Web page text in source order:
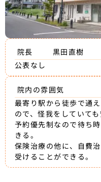
院長
黒田直樹
公表なし
院内の雰囲気
最寄り駅から徒歩で通
ので、怪我をしていて
予約優先制なので待ち
きる。
保険治療の他に、自費
受けることができる。